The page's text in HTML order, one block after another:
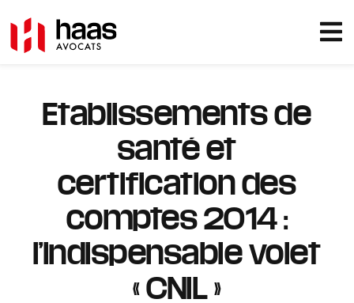
Etablissements de
santé et
certification des
comptes 2014 :
l’indispensable volet
« CNIL »